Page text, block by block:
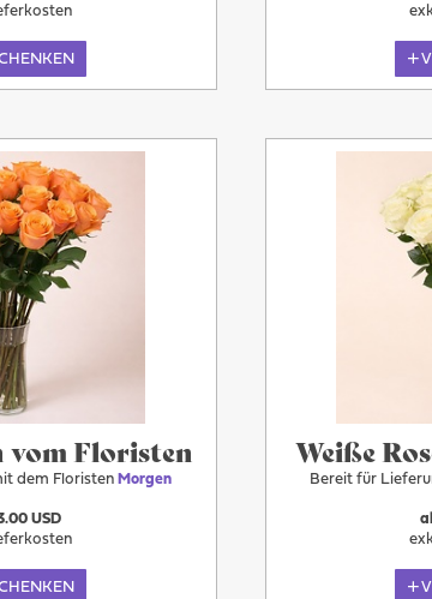
vom Floristen
dem Floristen Morgen
USD
Weiße
Bereit für